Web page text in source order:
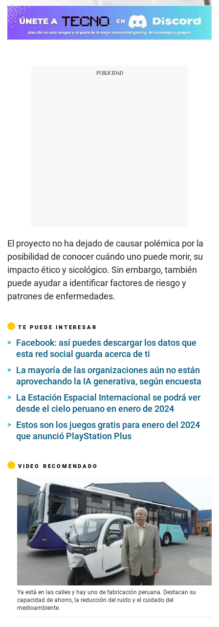
El proyecto no ha dejado de causar polémica por la
posibilidad de conocer cuándo uno puede morir, su
impacto ético y sicológico. Sin embargo, también
puede ayudar a identificar factores de riesgo y
patrones de enfermedades.
TE PUEDE INTERESAR
Facebook: así puedes descargar los datos que
esta red social guarda acerca de ti
La mayoría de las organizaciones aún no están
aprovechando la IA generativa, según encuesta
La Estación Espacial Internacional se podrá ver
desde el cielo peruano en enero de 2024
Estos son los juegos gratis para enero del 2024
que anunció PlayStation Plus
VIDEO RECOMENDADO
0
o
f
4
m
Ya está en las calles y hay uno de fabricación peruana. Destacan su
capacidad de ahorro, la reducción del ruido y el cuidado del
medioambiente.